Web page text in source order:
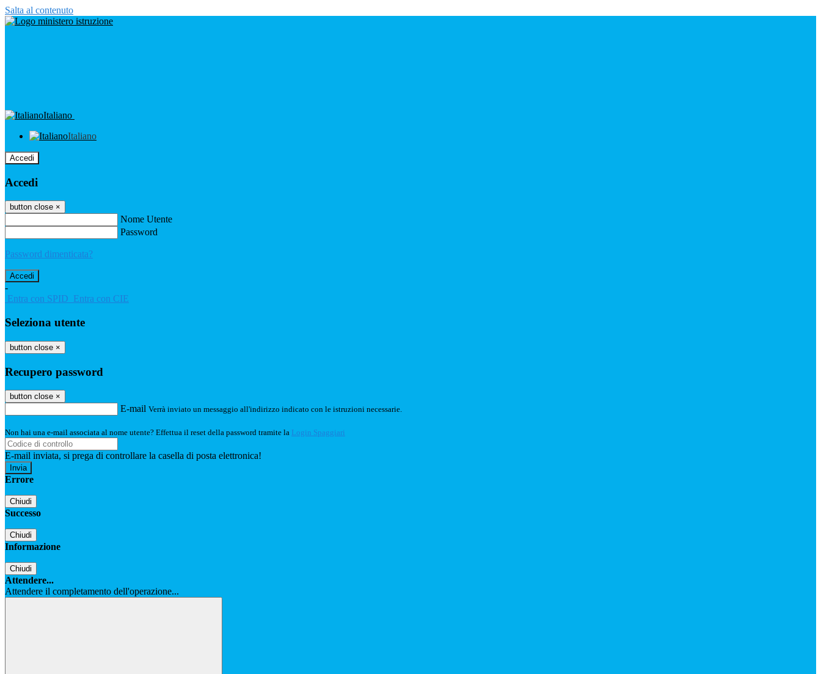
Salta al contenuto
Italiano
Italiano
Accedi
Accedi
button close ×
Nome Utente
Password
Password dimenticata?
-
Entra con SPID Entra con CIE
Seleziona utente
button close ×
Recupero password
button close ×
E-mail Verrà inviato un messaggio all'indirizzo indicato con le istruzioni necessarie.
Non hai una e-mail associata al nome utente? Effettua il reset della password tramite la Login Spaggiari
E-mail inviata, si prega di controllare la casella di posta elettronica!
Errore
Chiudi
Successo
Chiudi
Informazione
Chiudi
Attendere...
Attendere il completamento dell'operazione...